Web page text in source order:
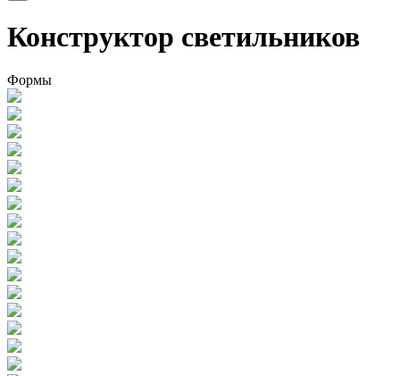
Конструктор светильников
Формы